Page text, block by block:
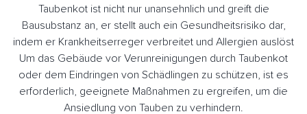
Taubenkot ist nicht nur unansehnlich und greift die
Bausubstanz an, er stellt auch ein Gesundheitsrisiko dar,
indem er Krankheitserreger verbreitet und Allergien auslöst
Um das Gebäude vor Verunreinigungen durch Taubenkot
oder dem Eindringen von Schädlingen zu schützen, ist es
erforderlich, geeignete Maßnahmen zu ergreifen, um die
Ansiedlung von Tauben zu verhindern.